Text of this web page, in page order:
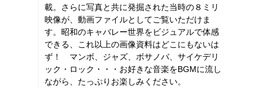
載。さらに写真と共に発掘された当時の８ミリ
映像が、動画ファイルとしてご覧いただけま
す。昭和のキャバレー世界をビジュアルで体感
できる、これ以上の画像資料はどこにもないは
ず！ マンボ、ジャズ、ボサノバ、サイケデリ
ック・ロック・・・お好きな音楽をBGMに流し
ながら、たっぷりお楽しみください。